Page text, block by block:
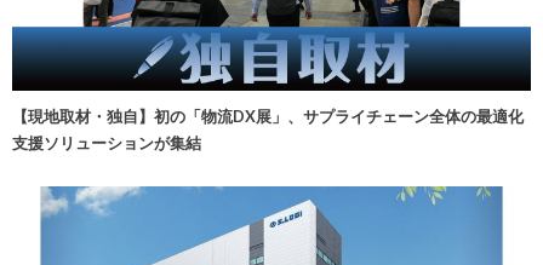
【現地取材・独自】初の「物流DX展」、サプライチェーン全体の最適化
支援ソリューションが集結